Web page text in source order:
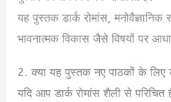
यह पुस्तक डार्क रोमांस, मनोवैज्ञानिक
भावनात्मक विकास जैसे विषयों पर
2. क्या यह पुस्तक नए पाठकों के लिए
यदि आप डार्क रोमांस शैली से